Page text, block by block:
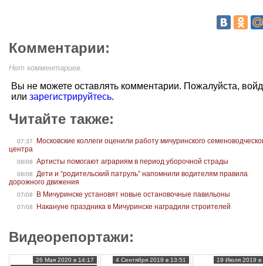
Комментарии:
Нет комментариев.
Вы не можете оставлять комментарии. Пожалуйста,
или зарегистрируйтесь.
Читайте также:
07:37
Московские коллеги оценили работу мичуринского
центра
08/08 Артисты помогают аграриям в период уборочной страды
08/08
Дети и “родительский патруль” напомнили водителям правила
дорожного движения
07/08 В Мичуринске установят новые остановочные павильоны
07/08 Накануне праздника в Мичуринске наградили строителей
Видеорепортажи:
26 Мая 2020 в 14:17 4 Сентября 2019 в 13:51 19 Июля 2019 в